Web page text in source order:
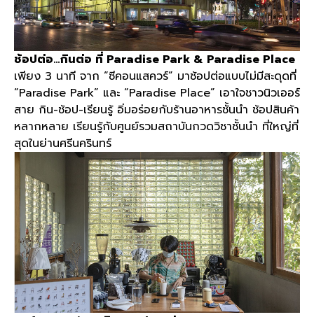
ช้อปต่อ…กินต่อ ที่ Paradise Park & Paradise Place
เพียง 3 นาที จาก “ซีคอนแสควร์” มาช้อปต่อแบบไม่มีสะดุดที่
“Paradise Park” และ “Paradise Place” เอาใจชาวนิวเออร์
สาย กิน-ช้อป-เรียนรู้ อิ่มอร่อยกับร้านอาหารชั้นนำ ช้อปสินค้า
หลากหลาย เรียนรู้กับศูนย์รวมสถาบันกวดวิชาชั้นนำ ที่ใหญ่ที่
สุดในย่านศรีนครินทร์